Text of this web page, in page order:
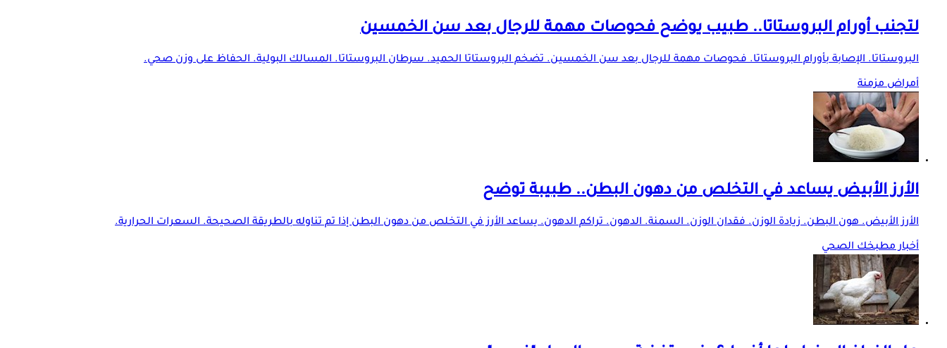
لتجنب أورام البروستاتا.. طبيب يوضح فحوصات مهمة للرجال بعد سن الخمسين
البروستاتا. الإصابة بأورام البروستاتا. فحوصات مهمة للرجال بعد سن الخمسين. تضخم البروستاتا الحميد. سرطان البروستاتا. المسالك البولية. الحفاظ على وزن صحي.
أمراض مزمنة
الأرز الأبيض يساعد في التخلص من دهون البطن.. طبيبة توضح
الأرز الأبيض. هون البطن. زيادة الوزن. فقدان الوزن. السمنة. الدهون. تراكم الدهون. يساعد الأرز في التخلص من دهون البطن إذا تم تناوله بالطريقة الصحيحة. السعرات الحرارية.
أخبار مطبخك الصحي